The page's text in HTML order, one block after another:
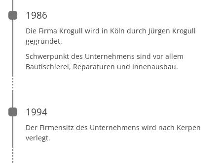
1986
Die Firma Krogull wird in Köln durch Jürgen Krogull
gegründet.
Schwerpunkt des Unternehmens sind vor allem
Bautischlerei, Reparaturen und Innenausbau.
1994
Der Firmensitz des Unternehmens wird nach Kerpen
verlegt.